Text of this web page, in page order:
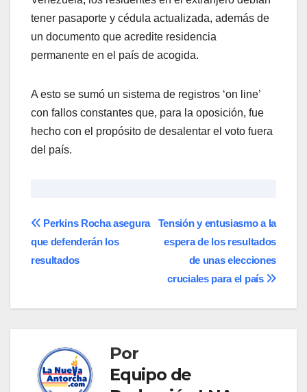
tener pasaporte y cédula actualizada, además de
un documento que acredite residencia
permanente en el país de acogida.
A esto se sumó un sistema de registros ‘on line’
con fallos constantes que, para la oposición, fue
hecho con el propósito de desalentar el voto fuera
del país.
Navegación
de
Tensión y entusiasmo a la
espera de los resultados
de unas elecciones
cruciales para el país
Perkins Rocha asegura
que defenderán los
resultados
Por
Equipo de